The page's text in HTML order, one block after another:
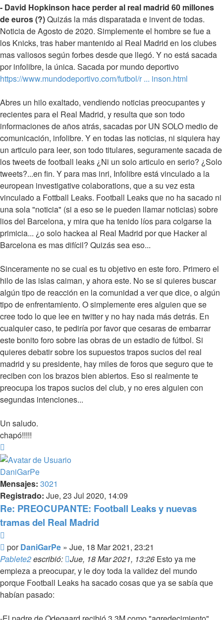
- David Hopkinson hace perder al real madrid 60 millones
de euros (?)Quizás la más disparatada e invent de todas.
Noticia de Agosto de 2020. Simplemente el hombre se fue a
los Knicks, tras haber mantenido al Real Madrid en los clubes
mas valiosos según forbes desde que llegó. Y no está sacada
por infolibre, la única. Sacada por mundo deportivo
https://www.mundodeportivo.com/futbol/r ... inson.html
Abres un hilo exaltado, vendiendo noticias preocupantes y
recientes para el Real Madrid, y resulta que son todo
informaciones de años atrás, sacadas por UN SOLO medio de
comunicación, infolibre. Y en todas las noticias, ni siquiera hay
un articulo para leer, son todo titulares, seguramente sacada de
los tweets de football leaks ¿Ni un solo articulo en serio? ¿Solo
tweets?...en fin. Y para mas inri, Infolibre está vinculado a la
european investigative colaborations, que a su vez esta
vinculado a Fottball Leaks. Football Leaks que no ha sacado ni
una sola "noticia" (si a eso se le pueden llamar noticias) sobre
lios del Barcelona, y mira que ha tenido líos para colgarse la
primicia... ¿o solo hackea al Real Madrid por que Hacker al
Barcelona es mas difícil? Quizás sea eso...
Sinceramente no se cual es tu objetivo en este foro. Primero el
hilo de las islas caiman, y ahora este. No se si quieres buscar
algún tipo de reacción en la comunidad a ver que dice, o algún
tipo de enfrentamiento. O simplemente eres alguien que se
cree todo lo que lee en twitter y no hay nada más detrás. En
cualquier caso, te pediría por favor que cesaras de embarrar
este bonito foro sobre las obras de un estadio de fútbol. Si
quieres debatir sobre los supuestos trapos sucios del real
madrid y su presidente, hay miles de foros que seguro que te
reciben con los brazos bien abiertos. Eso si realmente te
preocupa los trapos sucios del club, y no eres alguien con
segundas intenciones...
Un saludo.
chapó!!!!!
DaniGarPe
Mensajes: 3021
Registrado: Jue, 23 Jul 2020, 14:09
Re: PREOCUPANTE: Football Leaks y nuevas
tramas del Real Madrid
Mensaje
porDaniGarPe » Jue, 18 Mar 2021, 23:21
Pablete2escribió: Jue, 18 Mar 2021, 13:26 Esto ya me
empieza a preocupar, y le doy toda la validez del mundo
porque Football Leaks ha sacado cosas que ya se sabía que
habían pasado: